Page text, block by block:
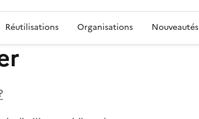
Réutilisations Organisations Nouveautés